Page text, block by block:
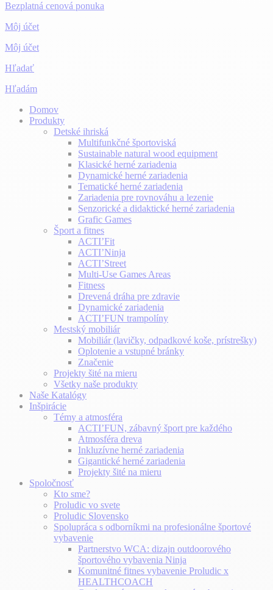
Bezplatná cenová ponuka
Môj účet
Môj účet
Hľadať
Hľadám
Domov
Produkty
Detské ihriská
Multifunkčné športoviská
Sustainable natural wood equipment
Klasické herné zariadenia
Dynamické herné zariadenia
Tematické herné zariadenia
Zariadenia pre rovnováhu a lezenie
Senzorické a didaktické herné zariadenia
Grafic Games
Šport a fitnes
ACTI’Fit
ACTI’Ninja
ACTI’Street
Multi-Use Games Areas
Fitness
Drevená dráha pre zdravie
Dynamické zariadenia
ACTI’FUN trampolíny
Mestský mobiliár
Mobiliár (lavičky, odpadkové koše, prístrešky)
Oplotenie a vstupné bránky
Značenie
Projekty šité na mieru
Všetky naše produkty
Naše Katalógy
Inšpirácie
Témy a atmosféra
ACTI’FUN, zábavný šport pre každého
Atmosféra dreva
Inkluzívne herné zariadenia
Gigantické herné zariadenia
Projekty šité na mieru
Spoločnosť
Kto sme?
Proludic vo svete
Proludic Slovensko
Spolupráca s odborníkmi na profesionálne športové
vybavenie
Partnerstvo WCA: dizajn outdoorového
športového vybavenia Ninja
Komunitné fitnes vybavenie Proludic x
HEALTHCOACH